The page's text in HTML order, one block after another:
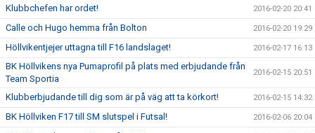
Klubbchefen har ordet! 2016-02-20 20:41
Calle och Hugo hemma från Bolton 2016-02-20 19:29
Höllvikentjejer uttagna till F16 landslaget! 2016-02-17 16:13
BK Höllvikens nya Pumaprofil på plats med erbjudande från
Team Sportia
2016-02-15 20:51
Klubberbjudande till dig som är på väg att ta körkort! 2016-02-15 14:32
BK Höllviken F17 till SM slutspel i Futsal! 2016-02-06 20:04